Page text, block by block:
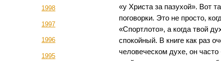
1998
1997
1996
1995
«у Христа за пазухой». Вот
поговорки. Это не просто,
«Спортлото», а когда твой
спокойный. В книге как раз
человеческом духе, он